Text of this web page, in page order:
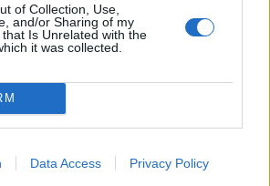
of Collection, Use,
and/or Sharing of my
Is Unrelated with the
it was collected.
Data Access Privacy Policy
PRATIQUES
DATES ET HORAIRES
2019 au 30 novembre 2019
Rouge - MJC Empalot
31400 Toulouse